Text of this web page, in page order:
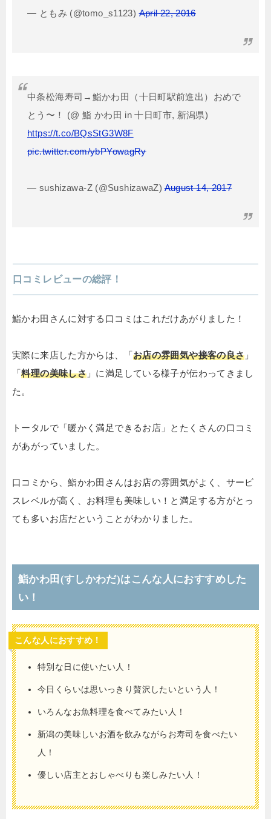
— ともみ (@tomo_s1123)April 22, 2016
中条松海寿司→鮨かわ田（十日町駅前進出）おめで
とう〜！ (@ 鮨 かわ田 in 十日町市, 新潟県)
https://t.co/BQsStG3W8F
pic.twitter.com/ybPYowagRy
— sushizawa-Z (@SushizawaZ)August 14, 2017
口コミレビューの総評！
鮨かわ田さんに対する口コミはこれだけあがりました！
実際に来店した方からは、「お店の雰囲気や接客の良さ 」
「料理の美味しさ 」に満足している様子が伝わってきまし
た。
トータルで「暖かく満足できるお店」とたくさんの口コミ
があがっていました。
口コミから、鮨かわ田さんはお店の雰囲気がよく、サービ
スレベルが高く、お料理も美味しい！と満足する方がとっ
ても多いお店だということがわかりました。
鮨かわ田(すしかわだ)はこんな人におすすめした
い！
こんな人におすすめ！
特別な日に使いたい人！
今日くらいは思いっきり贅沢したいという人！
いろんなお魚料理を食べてみたい人！
新潟の美味しいお酒を飲みながらお寿司を食べたい
人！
優しい店主とおしゃべりも楽しみたい人！